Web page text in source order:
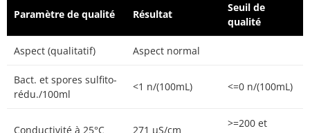
Paramètre de qualité Résultat
Seuil de
qualité
Aspect (qualitatif) Aspect normal
Bact. et spores sulfito-
rédu./100ml
<1 n/(100mL) <=0 n/(100mL)
Conductivité à 25°C 271 µS/cm
>=200 et